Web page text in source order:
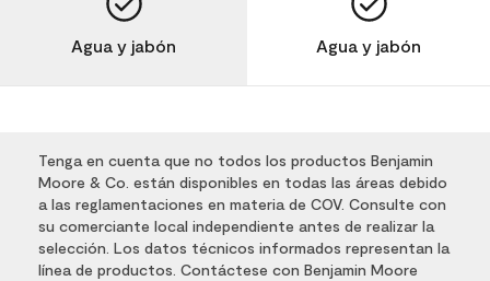
Agua y jabón Agua y jabón
Tenga en cuenta que no todos los productos Benjamin
Moore & Co. están disponibles en todas las áreas debido
a las reglamentaciones en materia de COV. Consulte con
su comerciante local independiente antes de realizar la
selección. Los datos técnicos informados representan la
línea de productos. Contáctese con Benjamin Moore